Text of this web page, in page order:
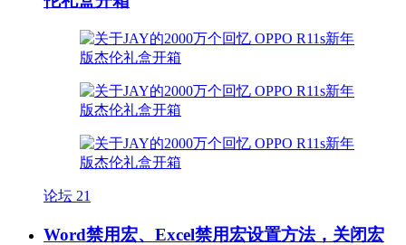
论坛 21
Word禁用宏、Excel禁用宏设置方法，关闭宏